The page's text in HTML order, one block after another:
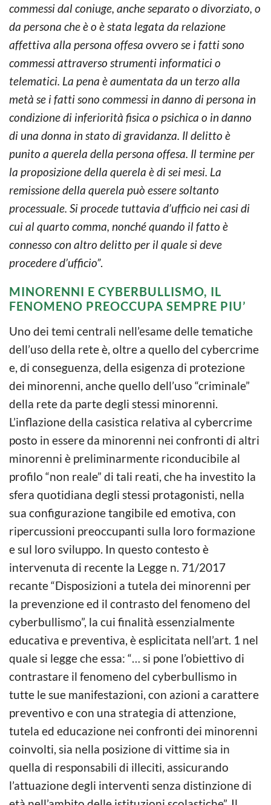
commessi dal coniuge, anche separato o divorziato, o
da persona che è o è stata legata da relazione
affettiva alla persona offesa ovvero se i fatti sono
commessi attraverso strumenti informatici o
telematici. La pena è aumentata da un terzo alla
metà se i fatti sono commessi in danno di persona in
condizione di inferiorità fisica o psichica o in danno
di una donna in stato di gravidanza. Il delitto è
punito a querela della persona offesa. Il termine per
la proposizione della querela è di sei mesi. La
remissione della querela può essere soltanto
processuale. Si procede tuttavia d’ufficio nei casi di
cui al quarto comma, nonché quando il fatto è
connesso con altro delitto per il quale si deve
procedere d’ufficio”.
MINORENNI E CYBERBULLISMO, IL
FENOMENO PREOCCUPA SEMPRE PIU’
Uno dei temi centrali nell’esame delle tematiche
dell’uso della rete è, oltre a quello del cybercrime
e, di conseguenza, della esigenza di protezione
dei minorenni, anche quello dell’uso “criminale”
della rete da parte degli stessi minorenni.
L’inflazione della casistica relativa al cybercrime
posto in essere da minorenni nei confronti di altri
minorenni è preliminarmente riconducibile al
profilo “non reale” di tali reati, che ha investito la
sfera quotidiana degli stessi protagonisti, nella
sua configurazione tangibile ed emotiva, con
ripercussioni preoccupanti sulla loro formazione
e sul loro sviluppo. In questo contesto è
intervenuta di recente la Legge n. 71/2017
recante “Disposizioni a tutela dei minorenni per
la prevenzione ed il contrasto del fenomeno del
cyberbullismo”, la cui finalità essenzialmente
educativa e preventiva, è esplicitata nell’art. 1 nel
quale si legge che essa: “… si pone l’obiettivo di
contrastare il fenomeno del cyberbullismo in
tutte le sue manifestazioni, con azioni a carattere
preventivo e con una strategia di attenzione,
tutela ed educazione nei confronti dei minorenni
coinvolti, sia nella posizione di vittime sia in
quella di responsabili di illeciti, assicurando
l’attuazione degli interventi senza distinzione di